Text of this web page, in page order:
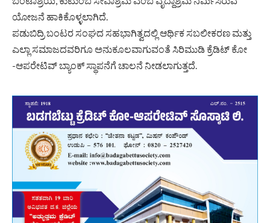
ಯೋಜನೆ ಹಾಕಿಕೊಳ್ಳಲಾಗಿದೆ.
ಪಡುಬಿದ್ರಿ ಬಂಟರ ಸಂಘದ ಸಹಭಾಗಿತ್ವದಲ್ಲಿ ಆರ್ಥಿಕ ಸಬಲೀಕರಣ ಮತ್ತು
ಎಲ್ಲಾ ಸಮಾಜದವರಿಗೂ ಅನುಕೂಲವಾಗುವಂತೆ ಸಿರಿಮುಡಿ ಕ್ರೆಡಿಟ್ ಕೋ
-ಆಪರೇಟಿವ್ ಬ್ಯಾಂಕ್ ಸ್ಥಾಪನೆಗೆ ಚಾಲನೆ ನೀಡಲಾಗುತ್ತದೆ.